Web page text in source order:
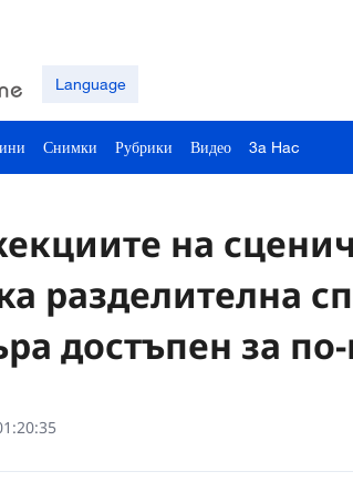
Language
Снимки Рубрики Видео 3a Hac
на
разделителна
достъпен за